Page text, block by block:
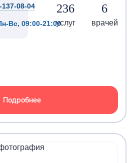
137-08-04
Вс, 09:00-21:00
236
услуг
6
врачей
Подробнее